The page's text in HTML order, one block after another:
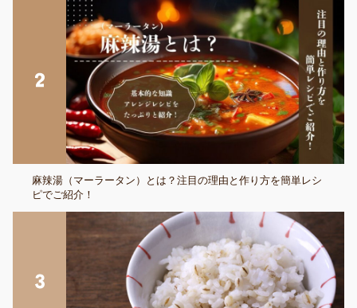
麻辣湯（マーラータン）とは？注目の理由と作り方を簡単レシ
ピでご紹介！